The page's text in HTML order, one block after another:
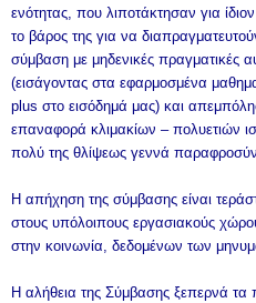
ενότητας, που λιποτάκτησαν για
το βάρος της για να
σύμβαση με μηδενικές πραγματικές
(εισάγοντας στα εφαρμοσμένα
plus στο εισόδημά μας) και
επαναφορά κλιμακίων – πολυετιών
πολύ της θλίψεως γεννά
Η απήχηση της σύμβασης είναι
στους υπόλοιπους εργασιακούς
στην κοινωνία, δεδομένων των
Η αλήθεια της Σύμβασης ξεπερνά τα